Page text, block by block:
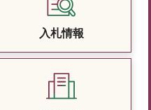
入札情報